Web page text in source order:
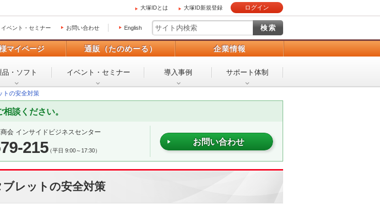
大塚IDとは 大塚ID新規登録 ログイン
イベント・セミナー お問い合わせ English
マイページ 通販（たのめーる） 企業情報
品・ソフト イベント・ セミナー 導入事例 サポート体制
トの安全対策
談ください。
会 インサイドビジネスセンター
215（平日 9:00～17:30）
お問い合わせ
レットの安全対策